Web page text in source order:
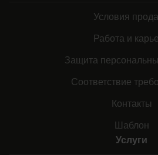
Условия
Работа и
Защита
Соответствие
Контакты
Шаблон
Услуги